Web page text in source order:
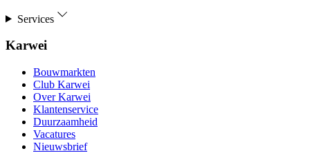
Services
Karwei
Bouwmarkten
Club Karwei
Over Karwei
Klantenservice
Duurzaamheid
Vacatures
Nieuwsbrief